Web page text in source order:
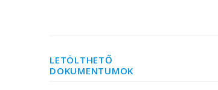
LETÖLTHETŐ
DOKUMENTUMOK